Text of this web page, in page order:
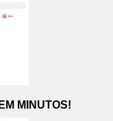
MINUTOS!